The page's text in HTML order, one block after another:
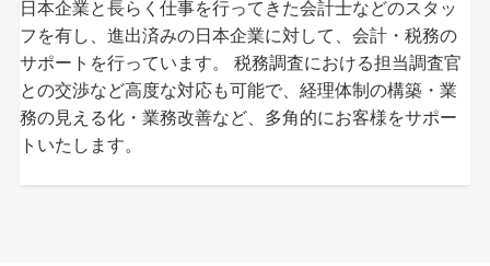
日本企業と長らく仕事を行ってきた会計士などのスタッ
フを有し、進出済みの日本企業に対して、会計・税務の
サポートを行っています。 税務調査における担当調査官
との交渉など高度な対応も可能で、経理体制の構築・業
務の見える化・業務改善など、多角的にお客様をサポー
トいたします。